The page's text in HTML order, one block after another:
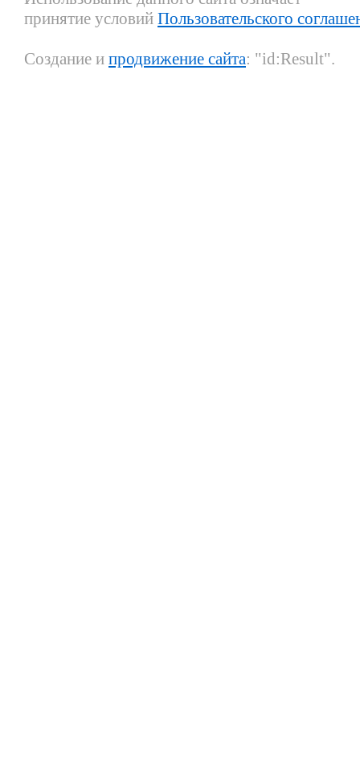
принятие условий Пользовательского
Создание и продвижение сайта: "id:Result".